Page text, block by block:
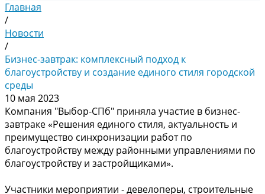
Главная
/
Новости
/
Бизнес-завтрак: комплексный подход к
благоустройству и создание единого стиля городской
среды
10 мая 2023
Компания "Выбор-СПб" приняла участие в бизнес-
завтраке «Решения единого стиля, актуальность и
преимущество синхронизации работ по
благоустройству между районными управлениями по
благоустройству и застройщиками».
Участники мероприятии - девелоперы, строительные